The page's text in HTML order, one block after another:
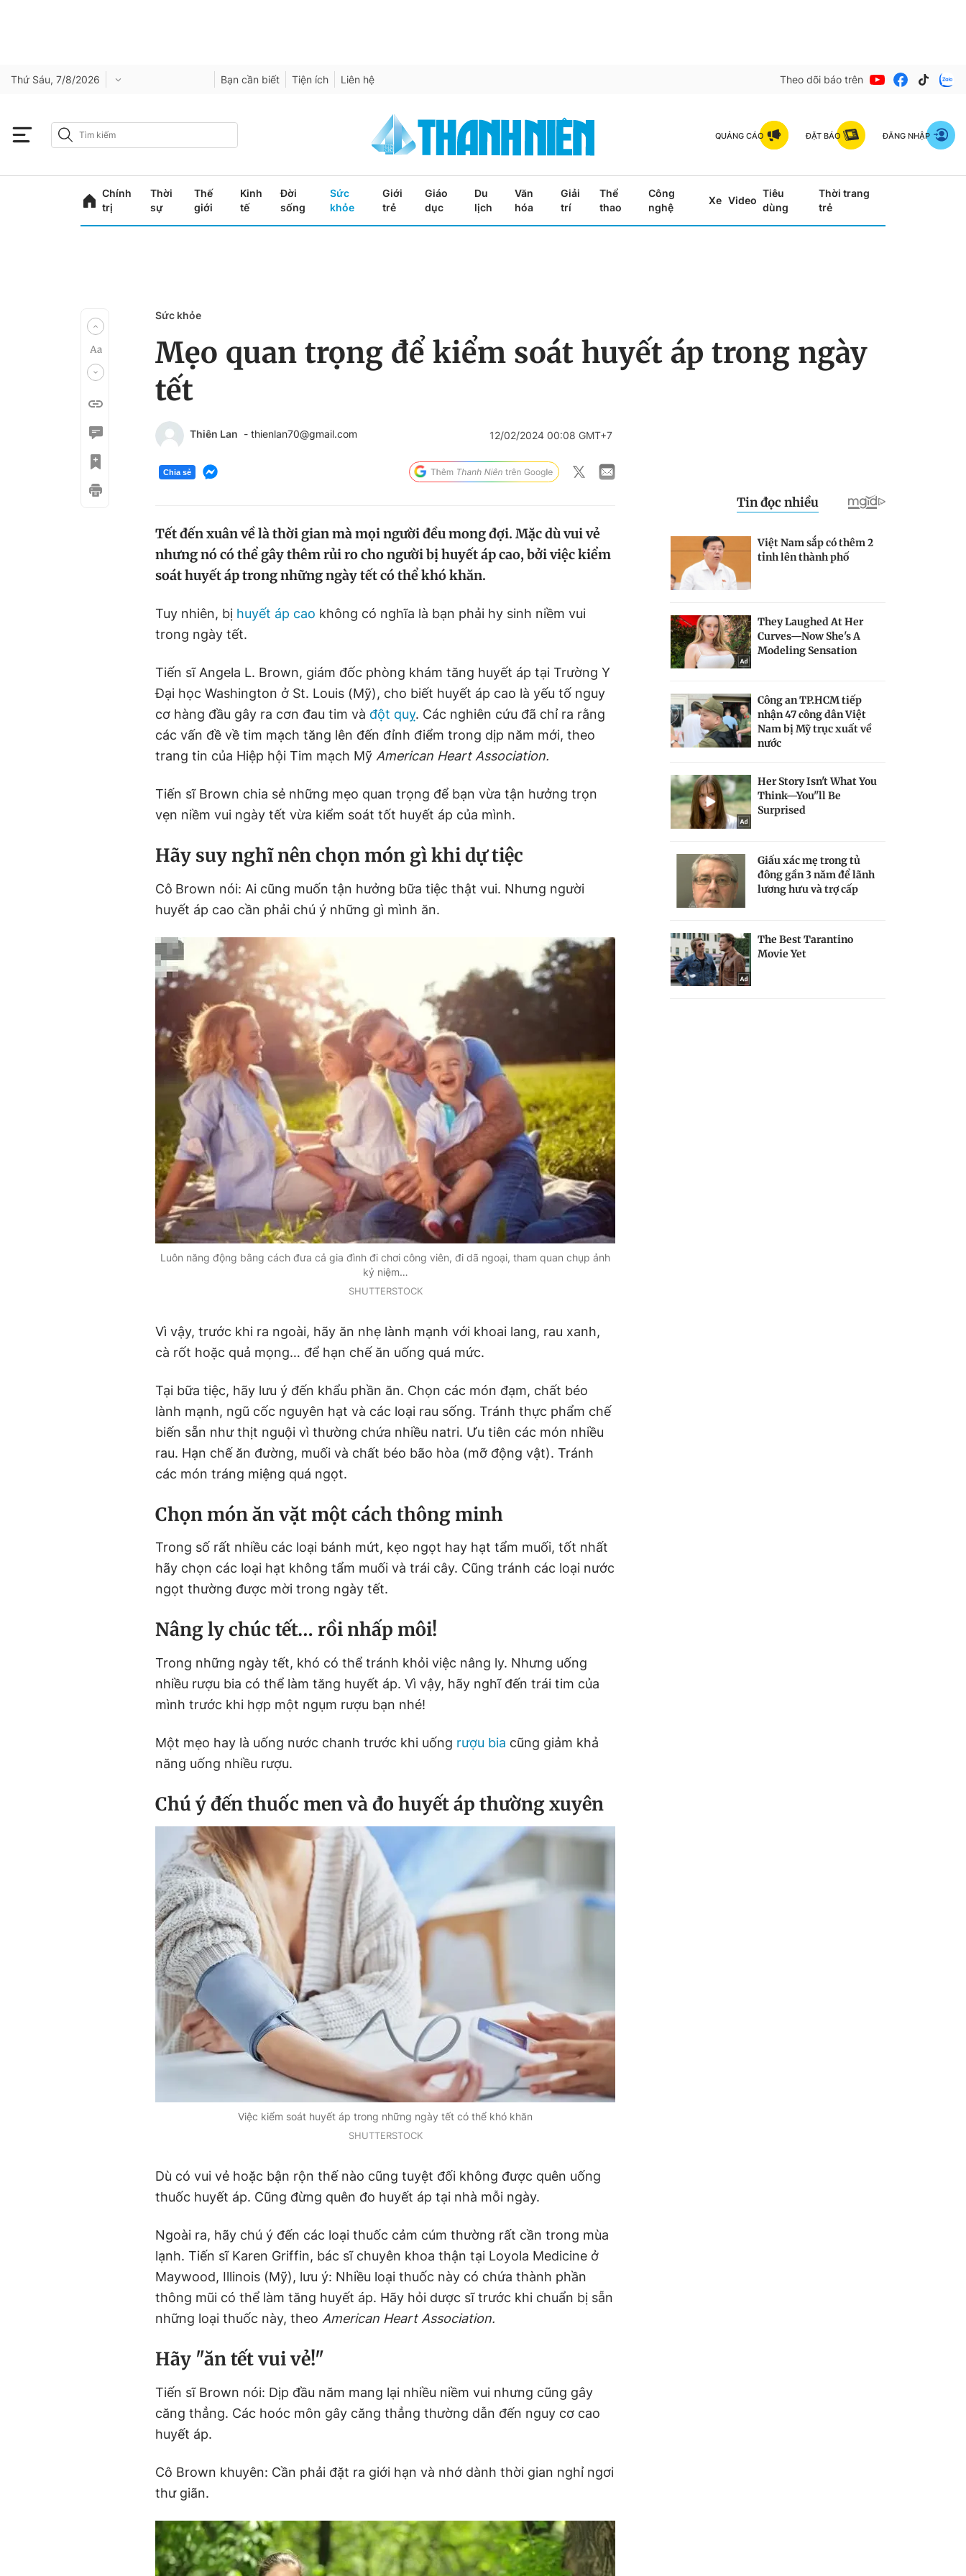
Thứ Sáu, 7/8/2026 Bạn cần biết Tiện ích Liên hệ Theo dõi báo trên
QUẢNG CÁO ĐẶT BÁO ĐĂNG NHẬP
Chính
trị
Thời
sự
Thế
giới
Kinh
tế
Đời
sống
Sức
khỏe
Giới
trẻ
Giáo
dục
Du
lịch
Văn
hóa
Giải
trí
Thể
thao
Công
nghệ
Xe Video
Tiêu
dùng
Thời trang
trẻ
Sức khỏe
Mẹo quan trọng để kiểm soát huyết áp trong ngày
tết
Thiên Lan - thienlan70@gmail.com 12/02/2024 00:08 GMT+7
Chia sẻ
Tết đến xuân về là thời gian mà mọi người đều mong đợi. Mặc dù vui vẻ
nhưng nó có thể gây thêm rủi ro cho người bị huyết áp cao, bởi việc kiểm
soát huyết áp trong những ngày tết có thể khó khăn.
Tuy nhiên, bị huyết áp cao không có nghĩa là bạn phải hy sinh niềm vui
trong ngày tết.
Tiến sĩ Angela L. Brown, giám đốc phòng khám tăng huyết áp tại Trường Y
Đại học Washington ở St. Louis (Mỹ), cho biết huyết áp cao là yếu tố nguy
cơ hàng đầu gây ra cơn đau tim và đột quỵ. Các nghiên cứu đã chỉ ra rằng
các vấn đề về tim mạch tăng lên đến đỉnh điểm trong dịp năm mới, theo
trang tin của Hiệp hội Tim mạch Mỹ American Heart Association.
Tiến sĩ Brown chia sẻ những mẹo quan trọng để bạn vừa tận hưởng trọn
vẹn niềm vui ngày tết vừa kiểm soát tốt huyết áp của mình.
Hãy suy nghĩ nên chọn món gì khi dự tiệc
Cô Brown nói: Ai cũng muốn tận hưởng bữa tiệc thật vui. Nhưng người
huyết áp cao cần phải chú ý những gì mình ăn.
Luôn năng động bằng cách đưa cả gia đình đi chơi công viên, đi dã ngoại, tham quan chụp ảnh
kỷ niệm…
SHUTTERSTOCK
Vì vậy, trước khi ra ngoài, hãy ăn nhẹ lành mạnh với khoai lang, rau xanh,
cà rốt hoặc quả mọng… để hạn chế ăn uống quá mức.
Tại bữa tiệc, hãy lưu ý đến khẩu phần ăn. Chọn các món đạm, chất béo
lành mạnh, ngũ cốc nguyên hạt và các loại rau sống. Tránh thực phẩm chế
biến sẵn như thịt nguội vì thường chứa nhiều natri. Ưu tiên các món nhiều
rau. Hạn chế ăn đường, muối và chất béo bão hòa (mỡ động vật). Tránh
các món tráng miệng quá ngọt.
Chọn món ăn vặt một cách thông minh
Trong số rất nhiều các loại bánh mứt, kẹo ngọt hay hạt tẩm muối, tốt nhất
hãy chọn các loại hạt không tẩm muối và trái cây. Cũng tránh các loại nước
ngọt thường được mời trong ngày tết.
Nâng ly chúc tết… rồi nhấp môi!
Trong những ngày tết, khó có thể tránh khỏi việc nâng ly. Nhưng uống
nhiều rượu bia có thể làm tăng huyết áp. Vì vậy, hãy nghĩ đến trái tim của
mình trước khi hợp một ngụm rượu bạn nhé!
Một mẹo hay là uống nước chanh trước khi uống rượu bia cũng giảm khả
năng uống nhiều rượu.
Chú ý đến thuốc men và đo huyết áp thường xuyên
Việc kiểm soát huyết áp trong những ngày tết có thể khó khăn
SHUTTERSTOCK
Dù có vui vẻ hoặc bận rộn thế nào cũng tuyệt đối không được quên uống
thuốc huyết áp. Cũng đừng quên đo huyết áp tại nhà mỗi ngày.
Ngoài ra, hãy chú ý đến các loại thuốc cảm cúm thường rất cần trong mùa
lạnh. Tiến sĩ Karen Griffin, bác sĩ chuyên khoa thận tại Loyola Medicine ở
Maywood, Illinois (Mỹ), lưu ý: Nhiều loại thuốc này có chứa thành phần
thông mũi có thể làm tăng huyết áp. Hãy hỏi dược sĩ trước khi chuẩn bị sẵn
những loại thuốc này, theo American Heart Association.
Hãy "ăn tết vui vẻ!"
Tiến sĩ Brown nói: Dịp đầu năm mang lại nhiều niềm vui nhưng cũng gây
căng thẳng. Các hoóc môn gây căng thẳng thường dẫn đến nguy cơ cao
huyết áp.
Cô Brown khuyên: Cần phải đặt ra giới hạn và nhớ dành thời gian nghỉ ngơi
thư giãn.